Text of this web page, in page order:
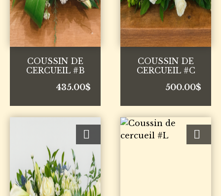
COUSSIN DE
CERCUEIL #B
435.00$
COUSSIN DE
CERCUEIL #C
500.00$